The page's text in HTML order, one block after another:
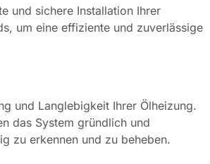
und sichere Installation Ihrer
um eine effiziente und zuverlässige
und Langlebigkeit Ihrer Ölheizung.
das System gründlich und
zu erkennen und zu beheben.